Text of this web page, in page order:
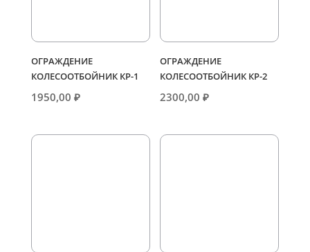
ОГРАЖДЕНИЕ
КОЛЕСООТБОЙНИК КР-1
1950,00 ₽
ОГРАЖДЕНИЕ
КОЛЕСООТБОЙНИК КР-2
2300,00₽